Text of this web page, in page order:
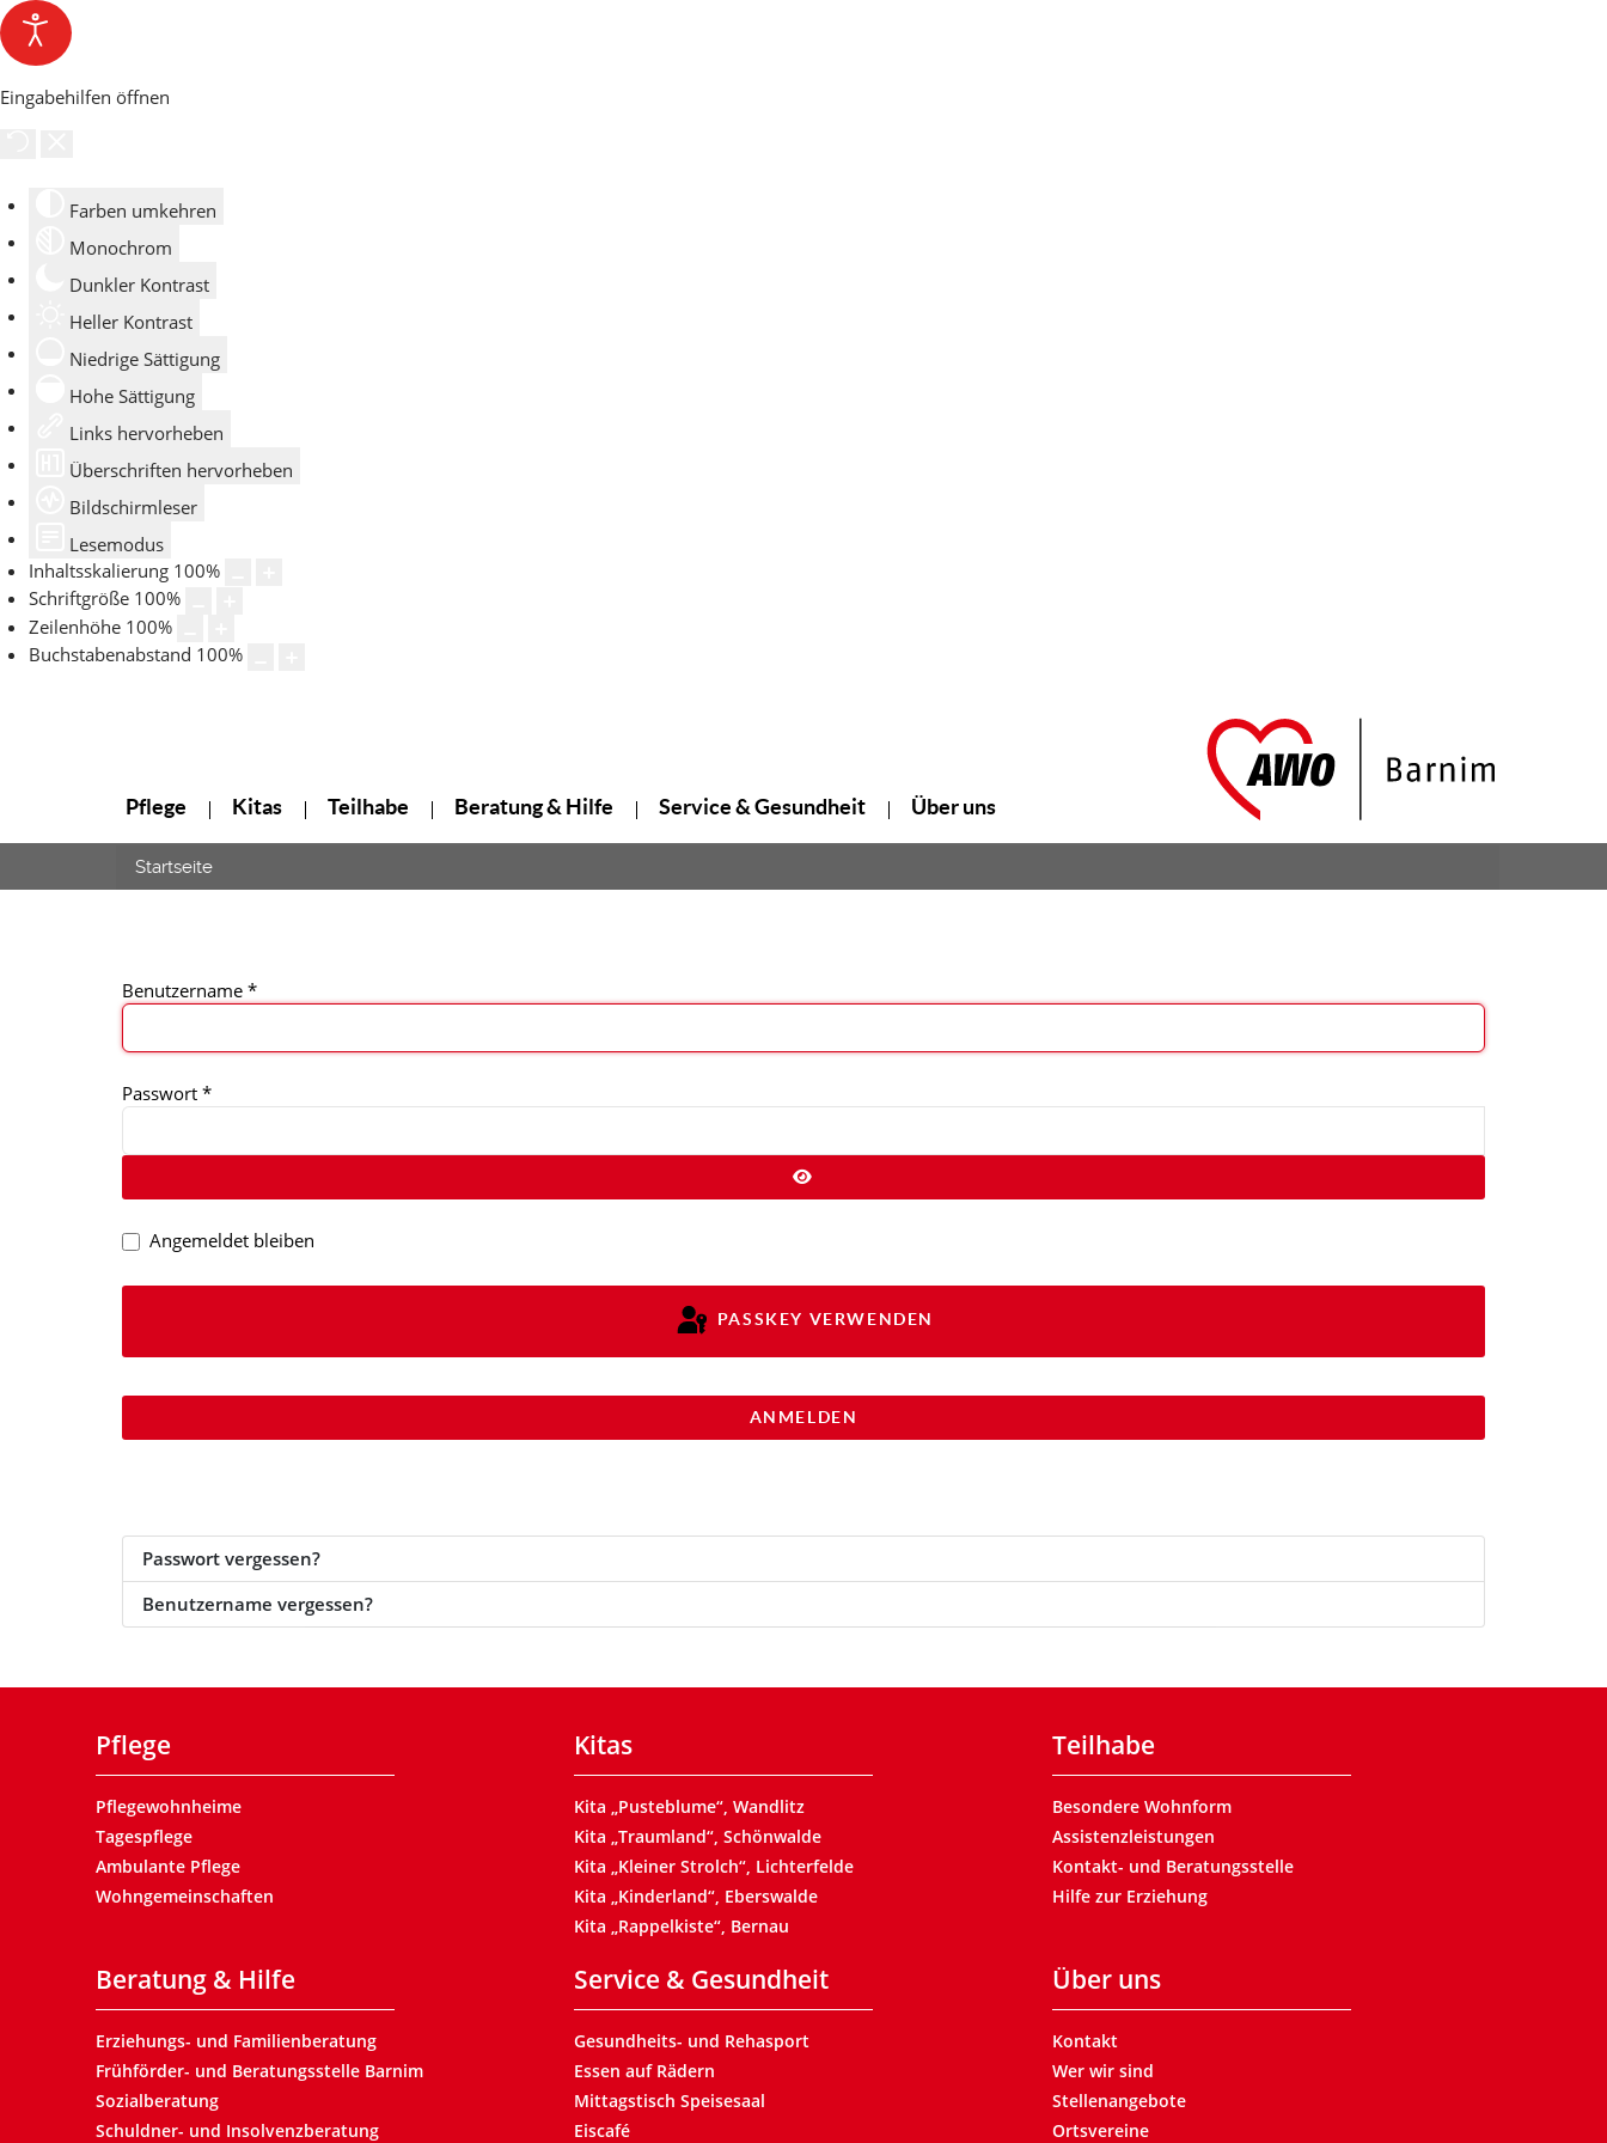
Eingabehilfen öffnen
Farben umkehren
Monochrom
Dunkler Kontrast
Heller Kontrast
Niedrige Sättigung
Hohe Sättigung
Links hervorheben
Überschriften hervorheben
Bildschirmleser
Lesemodus
Inhaltsskalierung 100%
Schriftgröße 100%
Zeilenhöhe 100%
Buchstabenabstand 100%
Pflege Kitas Teilhabe Beratung & Hilfe Service & Gesundheit Über uns
Startseite
Benutzername *
Passwort *
Angemeldet bleiben
PASSKEY VERWENDEN
ANMELDEN
Passwort vergessen?
Benutzername vergessen?
Pflege
Pflegewohnheime
Tagespflege
Ambulante Pflege
Wohngemeinschaften
Kitas
Kita „Pusteblume“, Wandlitz
Kita „Traumland“, Schönwalde
Kita „Kleiner Strolch“, Lichterfelde
Kita „Kinderland“, Eberswalde
Kita „Rappelkiste“, Bernau
Teilhabe
Besondere Wohnform
Assistenzleistungen
Kontakt- und Beratungsstelle
Hilfe zur Erziehung
Beratung & Hilfe
Erziehungs- und Familienberatung
Frühförder- und Beratungsstelle Barnim
Sozialberatung
Schuldner- und Insolvenzberatung
Service & Gesundheit
Gesundheits- und Rehasport
Essen auf Rädern
Mittagstisch Speisesaal
Eiscafé
Über uns
Kontakt
Wer wir sind
Stellenangebote
Ortsvereine